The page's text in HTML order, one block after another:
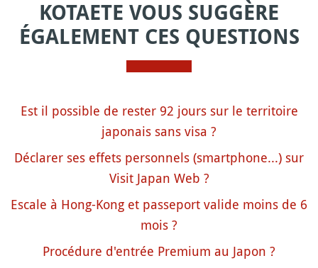
KOTAETE VOUS SUGGÈRE
ÉGALEMENT CES QUESTIONS
Est il possible de rester 92 jours sur le territoire
japonais sans visa ?
Déclarer ses effets personnels (smartphone...) sur
Visit Japan Web ?
Escale à Hong-Kong et passeport valide moins de 6
mois ?
Procédure d'entrée Premium au Japon ?